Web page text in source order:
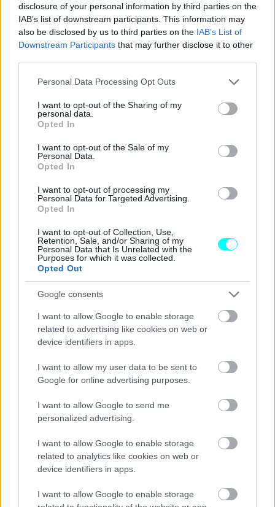
disclosure of your personal information by third parties on the
IAB’s list of downstream participants. This information may
also be disclosed by us to third parties on the IAB’s List of
Downstream Participants that may further disclose it to other
Please note that this website/app uses one or more Google
not limited to your visit or usage behaviour. You may click to
grant or deny consent to Google and its third-party tags to
use your data for below specified purposes in below Google
consent section.
Personal Data Processing Opt Outs
I want to opt-out of the Sharing of my
personal data.
Opted In
I want to opt-out of the Sale of my
Personal Data.
Opted In
I want to opt-out of processing my
Personal Data for Targeted Advertising.
Opted In
I want to opt-out of Collection, Use,
Retention, Sale, and/or Sharing of my
Personal Data that Is Unrelated with the
Purposes for which it was collected.
Opted Out
Google consents
I want to allow Google to enable storage
related to advertising like cookies on web or
device identifiers in apps.
I want to allow my user data to be sent to
Google for online advertising purposes.
I want to allow Google to send me
personalized advertising.
I want to allow Google to enable storage
related to analytics like cookies on web or
device identifiers in apps.
I want to allow Google to enable storage
Δεν αποκλείεται, λοιπόν, να βρισκόμαστε μπροστά σε
νέα τάση, η οποία θα αλλάξει τον τρόπο με τον
οποίο αντιμετωπίζουμε την οδική σήμανση και
ειδικότερα τα όρια ταχύτητας με συμβουλευτικό ή
μη χαρακτήρα.
Διαβάστε επίσης: